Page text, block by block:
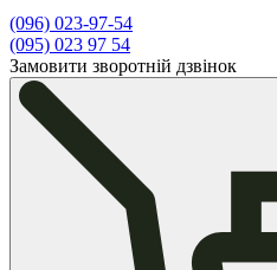
(096) 023-97-54
(095) 023 97 54
Замовити зворотній дзвінок